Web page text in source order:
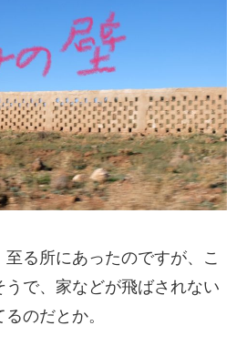
る所にあったのですが、こ
うで、家などが飛ばされない
のだとか。